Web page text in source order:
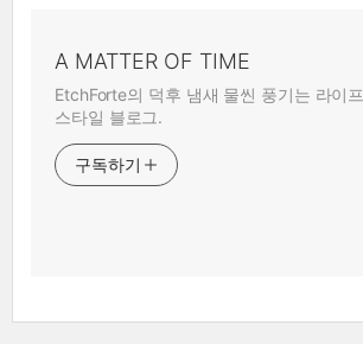
A MATTER OF TIME
EtchForte의 덕후 냄새 물씬 풍기는 라이프
스타일 블로그.
구독하기